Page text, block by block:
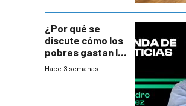
¿Por qué se
discute cómo los
pobres gastan la
plata?
Hace 3 semanas